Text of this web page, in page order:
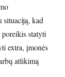
situaciją, kad
poreikis statyti
extra, įmonės
atlikimą